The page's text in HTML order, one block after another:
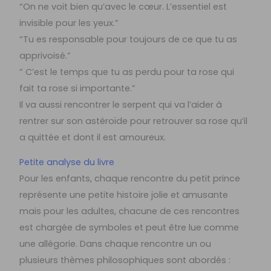
“On ne voit bien qu’avec le cœur. L’essentiel est
invisible pour les yeux.”
“Tu es responsable pour toujours de ce que tu as
apprivoisé.”
” C’est le temps que tu as perdu pour ta rose qui
fait ta rose si importante.”
Il va aussi rencontrer le serpent qui va l’aider à
rentrer sur son astéroïde pour retrouver sa rose qu’il
a quittée et dont il est amoureux.
Petite analyse du livre
Pour les enfants, chaque rencontre du petit prince
représente une petite histoire jolie et amusante
mais pour les adultes, chacune de ces rencontres
est chargée de symboles et peut être lue comme
une allégorie. Dans chaque rencontre un ou
plusieurs thèmes philosophiques sont abordés :